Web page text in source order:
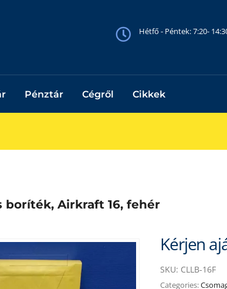
Hétfő - Péntek: 7:20-
Pénztár Cégről Cikkek
boríték, Airkraft 16, fehér
Kérjen
SKU: CLLB-16F
Categories: